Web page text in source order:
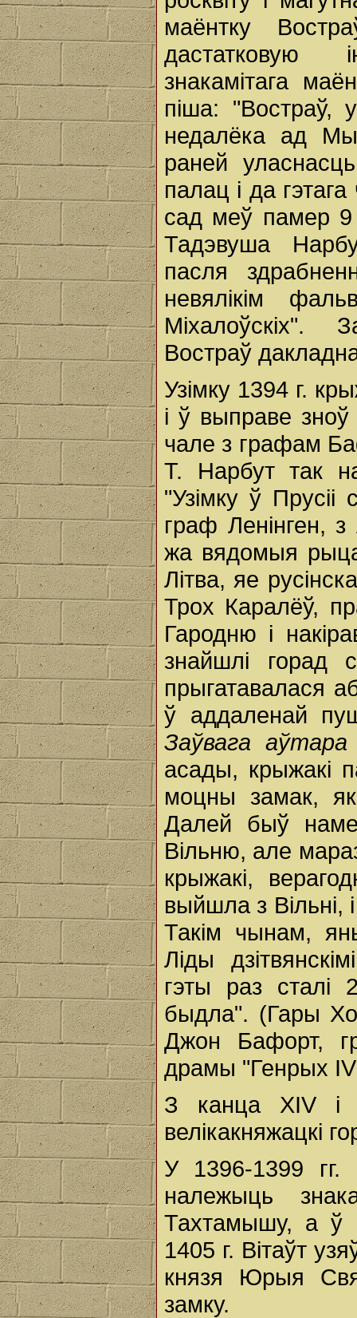
маёнтку
дастатковую
знакамітага
піша: "Востраў,
недалёка ад
раней
палац і да
сад меў памер 9
Тадэвуша
пасля
невялікім
Міхалоўскіх".
Востраў
Узімку 1394 г.
і ў выправе
чале з графам
Т. Нарбут так
"Узімку ў
граф Ленінген,
жа вядомыя
Літва, яе
Трох Каралёў,
Гародню і
знайшлі горад
прыгатавалася
ў аддаленай
Заўвага
асады, крыжакі
моцны замак,
Далей быў
Вільню, але
крыжакі,
выйшла з Вільні,
Такім чынам,
Ліды
гэты раз сталі
быдла". (Гары
Джон Бафорт,
драмы "Генрых
З канца XІV і
велікакняжацкі
У 1396-1399 гг.
належыць
Тахтамышу, а ў
1405 г. Вітаўт
князя Юрыя
замку.